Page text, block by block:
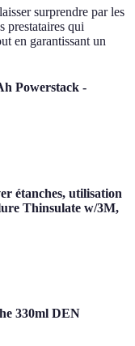
surprendre par les
prestataires qui
en garantissant un
Powerstack -
étanches, utilisation
Thinsulate w/3M,
330ml DEN